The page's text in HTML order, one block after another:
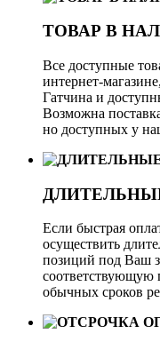
ТОВАР В
Все доступные
интернет-
Гатчина и
Возможна
но доступных у
Если быстрая
осуществить
позиций под Ваш
соответствующую
обычных сроков